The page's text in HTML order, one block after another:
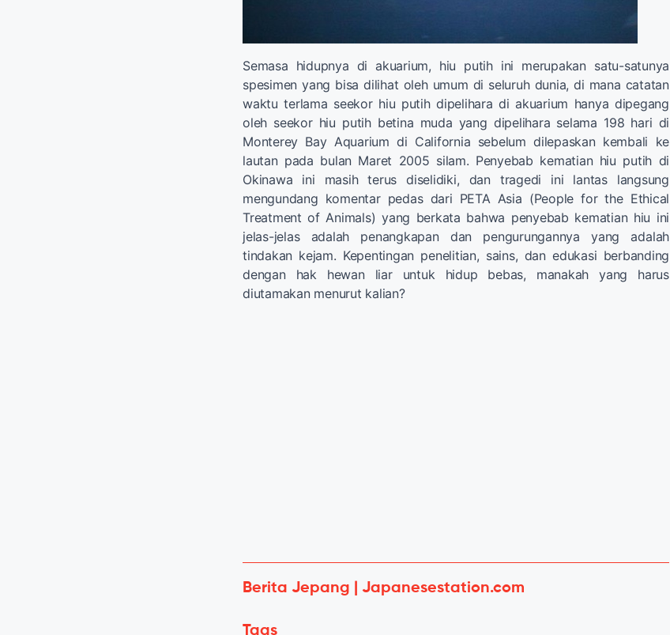
Semasa hidupnya di akuarium, hiu putih ini merupakan satu-satunya
spesimen yang bisa dilihat oleh umum di seluruh dunia, di mana catatan
waktu terlama seekor hiu putih dipelihara di akuarium hanya dipegang
oleh seekor hiu putih betina muda yang dipelihara selama 198 hari di
Monterey Bay Aquarium di California sebelum dilepaskan kembali ke
lautan pada bulan Maret 2005 silam. Penyebab kematian hiu putih di
Okinawa ini masih terus diselidiki, dan tragedi ini lantas langsung
mengundang komentar pedas dari PETA Asia (People for the Ethical
Treatment of Animals) yang berkata bahwa penyebab kematian hiu ini
jelas-jelas adalah penangkapan dan pengurungannya yang adalah
tindakan kejam. Kepentingan penelitian, sains, dan edukasi berbanding
dengan hak hewan liar untuk hidup bebas, manakah yang harus
diutamakan menurut kalian?
Berita Jepang | Japanesestation.com
Tags